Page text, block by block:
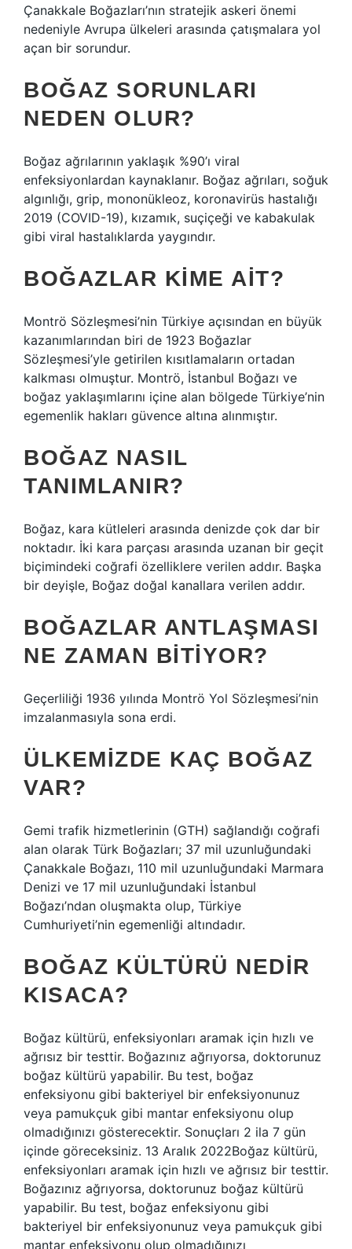
Çanakkale Boğazları’nın stratejik askeri önemi
nedeniyle Avrupa ülkeleri arasında çatışmalara yol
açan bir sorundur.
BOĞAZ SORUNLARI
NEDEN OLUR?
Boğaz ağrılarının yaklaşık %90’ı viral
enfeksiyonlardan kaynaklanır. Boğaz ağrıları, soğuk
algınlığı, grip, mononükleoz, koronavirüs hastalığı
2019 (COVID-19), kızamık, suçiçeği ve kabakulak
gibi viral hastalıklarda yaygındır.
BOĞAZLAR KIME AIT?
Montrö Sözleşmesi’nin Türkiye açısından en büyük
kazanımlarından biri de 1923 Boğazlar
Sözleşmesi’yle getirilen kısıtlamaların ortadan
kalkması olmuştur. Montrö, İstanbul Boğazı ve
boğaz yaklaşımlarını içine alan bölgede Türkiye’nin
egemenlik hakları güvence altına alınmıştır.
BOĞAZ NASIL
TANIMLANIR?
Boğaz, kara kütleleri arasında denizde çok dar bir
noktadır. İki kara parçası arasında uzanan bir geçit
biçimindeki coğrafi özelliklere verilen addır. Başka
bir deyişle, Boğaz doğal kanallara verilen addır.
BOĞAZLAR ANTLAŞMASI
NE ZAMAN BITIYOR?
Geçerliliği 1936 yılında Montrö Yol Sözleşmesi’nin
imzalanmasıyla sona erdi.
ÜLKEMIZDE KAÇ BOĞAZ
VAR?
Gemi trafik hizmetlerinin (GTH) sağlandığı coğrafi
alan olarak Türk Boğazları; 37 mil uzunluğundaki
Çanakkale Boğazı, 110 mil uzunluğundaki Marmara
Denizi ve 17 mil uzunluğundaki İstanbul
Boğazı’ndan oluşmakta olup, Türkiye
Cumhuriyeti’nin egemenliği altındadır.
BOĞAZ KÜLTÜRÜ NEDIR
KISACA?
Boğaz kültürü, enfeksiyonları aramak için hızlı ve
ağrısız bir testtir. Boğazınız ağrıyorsa, doktorunuz
boğaz kültürü yapabilir. Bu test, boğaz
enfeksiyonu gibi bakteriyel bir enfeksiyonunuz
veya pamukçuk gibi mantar enfeksiyonu olup
olmadığınızı gösterecektir. Sonuçları 2 ila 7 gün
içinde göreceksiniz. 13 Aralık 2022Boğaz kültürü,
enfeksiyonları aramak için hızlı ve ağrısız bir testtir.
Boğazınız ağrıyorsa, doktorunuz boğaz kültürü
yapabilir. Bu test, boğaz enfeksiyonu gibi
bakteriyel bir enfeksiyonunuz veya pamukçuk gibi
mantar enfeksiyonu olup olmadığınızı